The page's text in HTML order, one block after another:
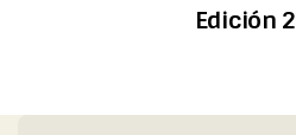
Edición